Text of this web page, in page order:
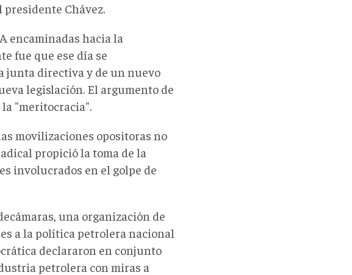
presidente Chávez.
encaminadas hacia la
fue que ese día se
junta directiva y de un nuevo
legislación. El argumento de
"meritocracia".
movilizaciones opositoras no
propició la toma de la
involucrados en el golpe de
una organización de
a la política petrolera nacional
declararon en conjunto
petrolera con miras a